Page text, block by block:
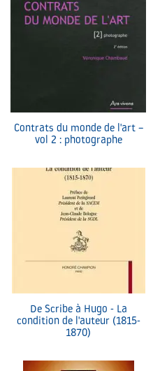
Contrats du monde de l'art –
vol 2 : photographe
De Scribe à Hugo - La
condition de l'auteur (1815-
1870)